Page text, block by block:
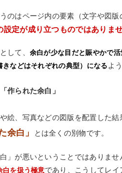
のはページ内の要素（文字や図
定が成り立つものではありませ
して、 余白が少な目だと賑やかで
きなどはそれぞれの典型）になる よ
作られた余白」
絵、写真などの図版を配置した結
余白」 とは全くの別物です。
」が悪いということではありませ
白を扱う極意であり、こうしてレ